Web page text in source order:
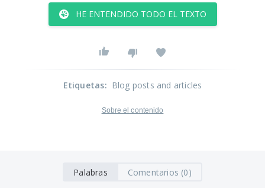
HE ENTENDIDO TODO EL TEXTO
Etiquetas: Blog posts and articles
Sobre el contenido
Palabras Comentarios (0)